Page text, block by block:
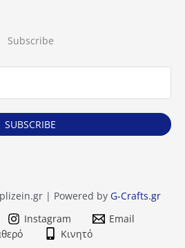
Subscribe
SUBSCRIBE
| Powered by G-Crafts.gr
Instagram
Email
Κινητό